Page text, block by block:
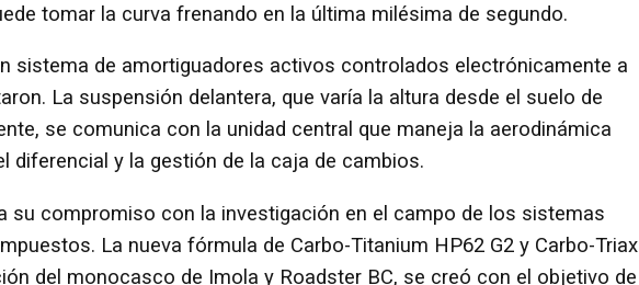
tomar la curva frenando en la última milésima de segundo.
sistema de amortiguadores activos controlados electrónicamente a
La suspensión delantera, que varía la altura desde el suelo de
se comunica con la unidad central que maneja la aerodinámica
diferencial y la gestión de la caja de cambios.
su compromiso con la investigación en el campo de los sistemas
La nueva fórmula de Carbo-Titanium HP62 G2 y Carbo-Triax
del monocasco de Imola y Roadster BC, se creó con el objetivo de